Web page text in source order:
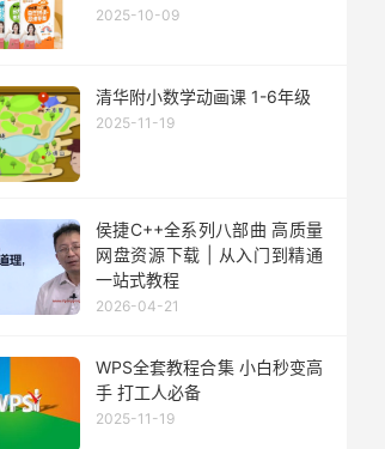
2025-10-09
清华附小数学动画课 1-6年级
2025-11-19
侯捷C++全系列八部曲 高质量
网盘资源下载 | 从入门到精通
一站式教程
2026-04-21
WPS全套教程合集 小白秒变高
手 打工人必备
2025-11-19